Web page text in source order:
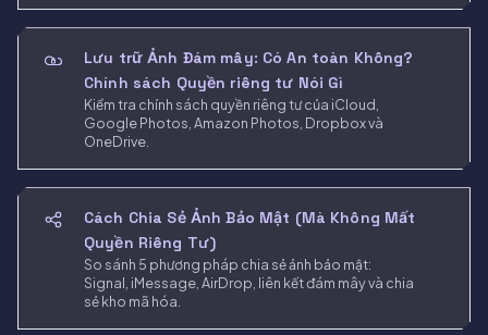
Lưu trữ Ảnh Đám mây: Có An toàn Không?
Chính sách Quyền riêng tư Nói Gì
Kiểm tra chính sách quyền riêng tư của iCloud,
Google Photos, Amazon Photos, Dropbox và
OneDrive.
Cách Chia Sẻ Ảnh Bảo Mật (Mà Không Mất
Quyền Riêng Tư)
So sánh 5 phương pháp chia sẻ ảnh bảo mật:
Signal, iMessage, AirDrop, liên kết đám mây và chia
sẻ kho mã hóa.